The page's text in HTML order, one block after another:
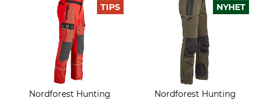
TIPS
Nordforest Hunting
NYHET
Nordforest Hunting